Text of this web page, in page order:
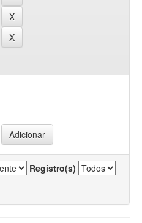
Registro(s)